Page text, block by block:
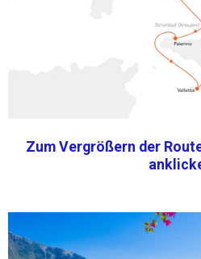
Zum Vergrößern der